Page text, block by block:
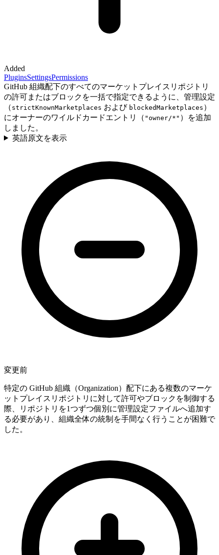
Added
PluginsSettingsPermissions
GitHub 組織配下のすべてのマーケットプレイスリポジトリ
の許可またはブロックを一括で指定できるように、管理設定
（ strictKnownMarketplaces および blockedMarketplaces ）
にオーナーのワイルドカードエントリ（ "owner/*" ）を追加
しました。
英語原文を表示
変更前
特定の GitHub 組織（Organization）配下にある複数のマーケ
ットプレイスリポジトリに対して許可やブロックを制御する
際、リポジトリを1つずつ個別に管理設定ファイルへ追加す
る必要があり、組織全体の統制を手間なく行うことが困難で
した。